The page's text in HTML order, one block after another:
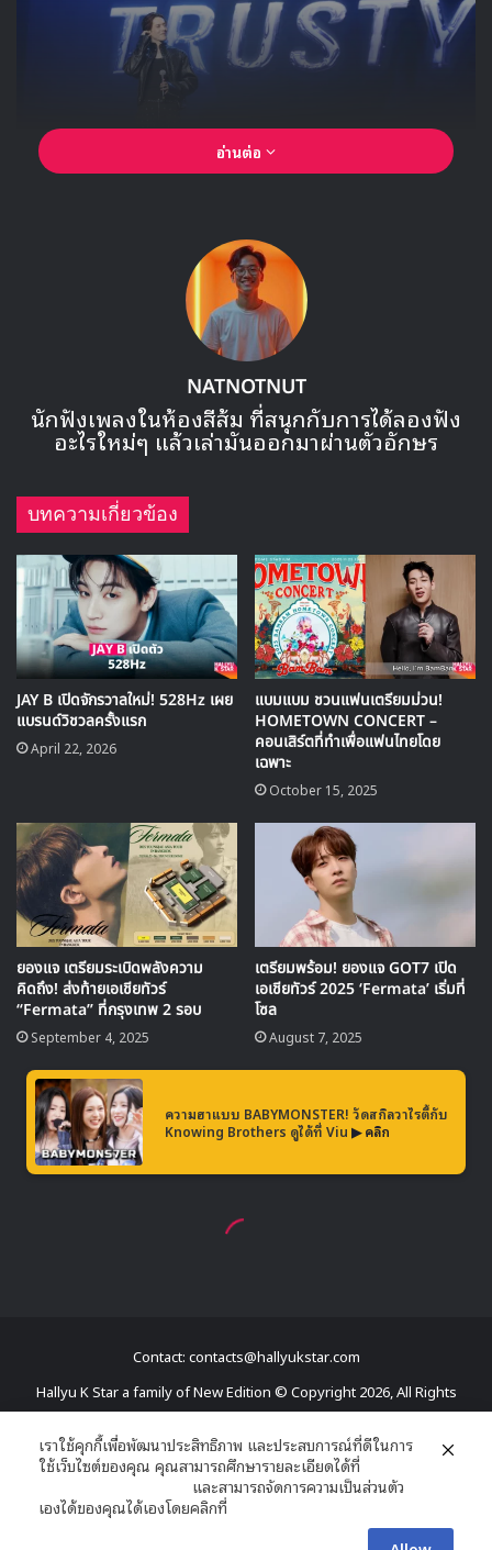
tripleS เป็นวงเกิร์ลกรุปสมาชิก 20 คนที่รูปแบบการทำ
กิจกรรมจะเปลี่ยนไปเรื่อยๆ ตามไดเมนชันที่เปิดให้แฟนๆ ร่วม
ไปได้ทั้งการทำกิจกรรมเดี่ยว รูปแบบยูนิตที่คอนเซปต์อาจจะ
แตกต่างกันโดยสิ้นเชิงในแต่ละทีม ซึ่งล่าสุด คิมยูยอน ได้ร่วมทำ
ที่ผสมผสานสไตล์ฮิปฮอปหนักแน่นกว่าการทำกิจกรรมก่อนๆ
Contact: contacts@hallyukstar.com
Hallyu K Star a family of New Edition © Copyright 2026, All Rights
Facebook
X YouTube
RSS
Dailymotion
เราใช้คุกกี้เพื่อพัฒนาประสิทธิภาพ และประสบการณ์ที่ดีในการ
ใช้เว็บไซต์ของคุณ คุณสามารถศึกษารายละเอียดได้ที่
และสามารถจัดการความเป็นส่วนตัว
เองได้ของคุณได้เองโดยคลิกที่